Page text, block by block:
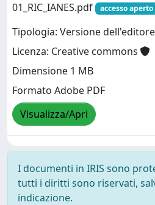
01_RIC_IANES.pdf
accesso aperto
Tipologia: Versione dell'editore
Licenza: Creative commons
Dimensione 1 MB
Formato Adobe PDF
Visualizza/Apri
I documenti in IRIS sono
tutti i diritti sono riservati,
indicazione.